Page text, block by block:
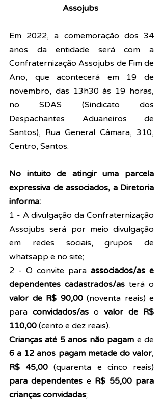
Assojubs
Em 2022, a comemoração dos 34
anos da entidade será com a
Confraternização Assojubs de Fim de
Ano, que acontecerá em 19 de
novembro, das 13h30 às 19 horas,
no SDAS (Sindicato dos
Despachantes Aduaneiros de
Santos), Rua General Câmara, 310,
Centro, Santos.
No intuito de atingir uma parcela
expressiva de associados, a Diretoria
informa:
1 - A divulgação da Confraternização
Assojubs será por meio divulgação
em redes sociais, grupos de
whatsapp e no site;
2 - O convite para associados/as e
dependentes cadastrados/as
valor de R$ 90,00 (noventa reais) e
para convidados/as o valor de R$
110,00 (cento e dez reais).
Crianças até 5 anos não pagam
6 a 12 anos pagam metade do valor
R$ 45,00
para dependentes e R$ 55,00 para
crianças convidadas;